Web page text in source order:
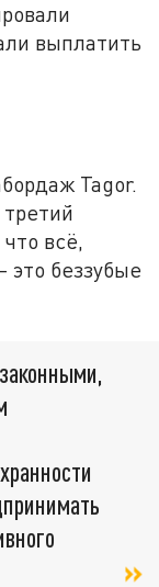
выплатить
Tagor.
всё,
это беззубые